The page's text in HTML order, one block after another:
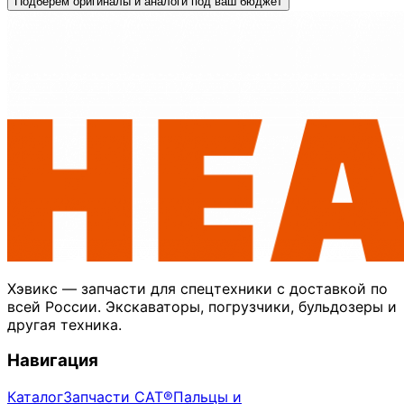
Хэвикс — запчасти для спецтехники с доставкой по
всей России. Экскаваторы, погрузчики, бульдозеры и
другая техника.
Навигация
КаталогЗапчасти CAT®Пальцы и